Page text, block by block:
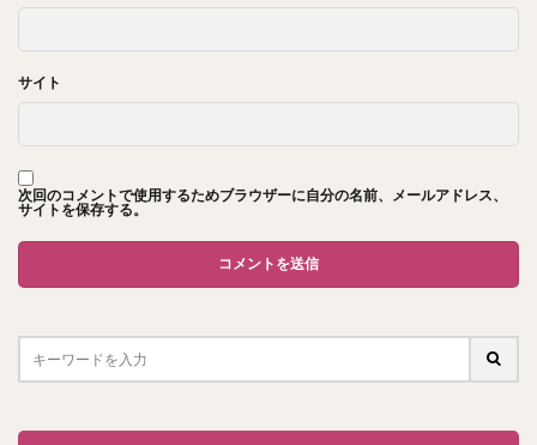
サイト
次回のコメントで使用するためブラウザーに自分の名前、メールアドレス、
サイトを保存する。